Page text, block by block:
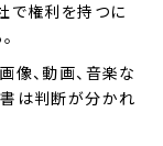
で権利を持つに
像、動画、音楽な
書は判断が分かれ